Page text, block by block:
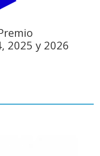
2025 y 2026